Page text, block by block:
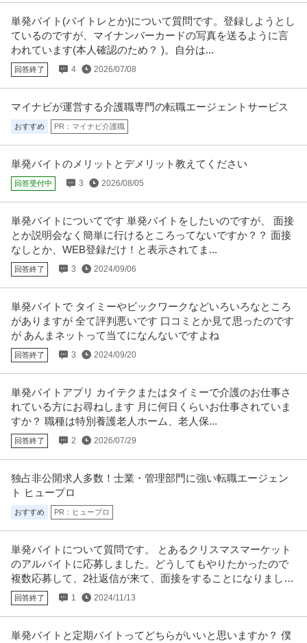
アドバンスジャパン株式会社
新着 パート・アルバイト 未経験OK 交通費支給 学歴不問
時給2,000円〜3,000円
フリーター、経験者大歓迎！ 初回の研修参加で面接時にかかった交通費は実
提供：アドバンスジャパン株式会社
学童保育補助スタッフ／「夏短期バイト」無資格＆未経験OK！週
2日～シフト自由！「人気 」／元町育成室
株式会社セリオ
新着 パート・アルバイト 未経験OK 交通費支給 シフト制
時給1,480円
どもと遊ぶこと◎資格は必…続きを見る
提供：エンゲージ
一般事務
銀座スエヒロカフェテリアサービス株式会社
年収249.6万円
しゅふの働くを応援！ [求人概要 698【事務＆調理補助】企業内食堂での簡単
な事務と 調理補助”盛 …続きを見る
提供：キャリアインデックス転職
この条件の求人をもっと見る
単発バイト(バイトレとか)について質問です。登録しようとし
ているのですが、マイナンバーカードの写真を送るように言
われています(本人確認のため？ )。自分は...
回答終了 4 2026/07/08
マイナビが運営する介護職専門の転職エージェントサービス
おすすめ PR：マイナビ介護職
単発バイトのメリットとデメリット教えてください
回答受付中 3 2026/08/05
単発バイトについてです 単発バイトをしたいのですが、 面接
とか説明会なく簡単に行けるところってないですか？？ 面接
なしとか、WEB登録だけ！と表示されてま...
回答終了 3 2024/09/06
単発バイトで タイミーやビックワークなどいろいろなところ
がありますが 全て評判悪いです 口コミとか見て思ったのです
が あんまネットって当てになんないですよね
回答終了 3 2024/09/20
単発バイトアプリ カイテクまたはタイミーで介護のお仕事さ
れている方にお尋ねします 月に何日くらいお仕事されていま
すか？ 職種は特別養護老人ホーム、老人保...
回答終了 2 2026/07/29
独占非公開求人多数！士業・管理部門に強い転職エージェン
ト ヒュープロ
おすすめ PR：ヒュープロ
単発バイトについて質問です。 とあるクリスマスマーケット
のアルバイトに応募しました。どうしてもやりたかったので
複数応募して、2社返信が来て、面接をすることになりまし
た。
回答終了 1 2024/11/13
単発バイトと定期バイトってどちらがいいと思いますか？ 僕